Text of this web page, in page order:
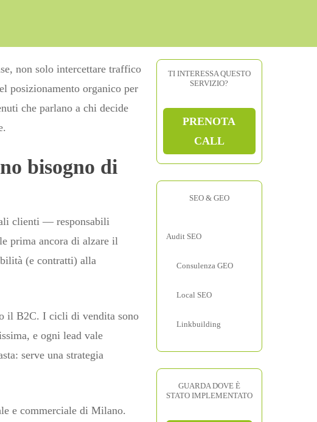
non solo intercettare traffico
posizionamento organico per
che parlano a chi decide
bisogno di
clienti — responsabili
prima ancora di alzare il
(e contratti) alla
il B2C. I cicli di vendita sono
e ogni lead vale
serve una strategia
e commerciale di Milano.
TI INTERESSA QUESTO
SERVIZIO?
PRENOTA
CALL
SEO & GEO
Audit SEO
Consulenza GEO
Local SEO
Linkbuilding
GUARDA DOVE È
STATO IMPLEMENTATO